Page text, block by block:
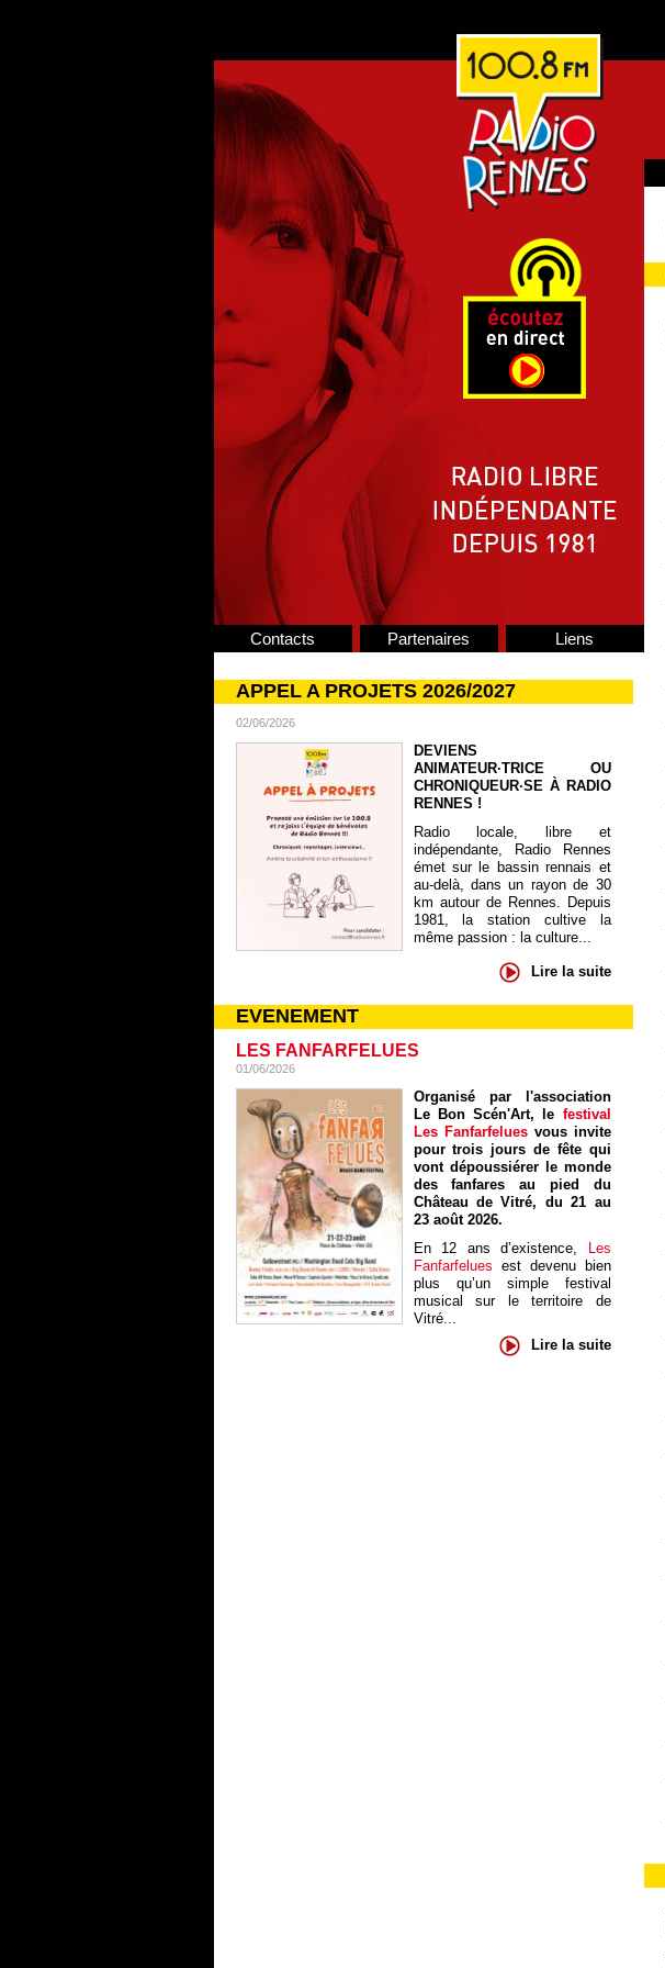
Contacts Partenaires Liens
APPEL A PROJETS 2026/2027
02/06/2026
DEVIENS
ANIMATEUR·TRICE OU
CHRONIQUEUR·SE À RADIO
RENNES !
Radio locale, libre et
indépendante, Radio Rennes
émet sur le bassin rennais et
au-delà, dans un rayon de 30
km autour de Rennes. Depuis
1981, la station cultive la
même passion : la culture...
Lire la suite
EVENEMENT
LES FANFARFELUES
01/06/2026
Organisé par l'association
Le Bon Scén'Art, le festival
Les Fanfarfelues vous invite
pour trois jours de fête qui
vont dépoussiérer le monde
des fanfares au pied du
Château de Vitré, du 21 au
23 août 2026.
En 12 ans d’existence, Les
Fanfarfelues est devenu bien
plus qu’un simple festival
musical sur le territoire de
Vitré...
Lire la suite